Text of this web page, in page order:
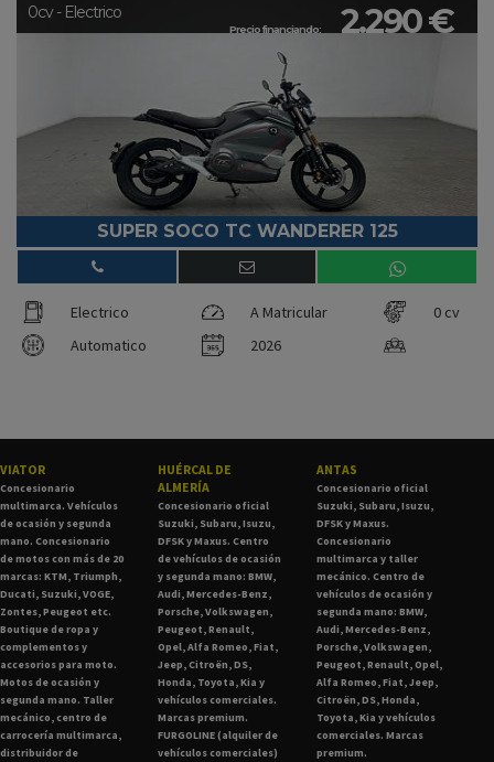
Precio financiando: 2.290 €
0cv - Electrico
SUPER SOCO TC WANDERER 125
Electrico A Matricular
0 cv
Automatico
2026
VIATOR
Concesionario
multimarca. Vehículos
de ocasión y segunda
mano. Concesionario
de motos con más de 20
marcas: KTM, Triumph,
Ducati, Suzuki, VOGE,
Zontes, Peugeot etc.
Boutique de ropa y
complementos y
accesorios para moto.
Motos de ocasión y
segunda mano. Taller
mecánico, centro de
carrocería multimarca,
distribuidor de
HUÉRCAL DE
ALMERÍA
Concesionario oficial
Suzuki, Subaru, Isuzu,
DFSK y Maxus. Centro
de vehículos de ocasión
y segunda mano: BMW,
Audi, Mercedes-Benz,
Porsche, Volkswagen,
Peugeot, Renault,
Opel, Alfa Romeo, Fiat,
Jeep, Citroën, DS,
Honda, Toyota, Kia y
vehículos comerciales.
Marcas premium.
FURGOLINE (alquiler de
vehículos comerciales)
ANTAS
Concesionario oficial
Suzuki, Subaru, Isuzu,
DFSK y Maxus.
Concesionario
multimarca y taller
mecánico. Centro de
vehículos de ocasión y
segunda mano: BMW,
Audi, Mercedes-Benz,
Porsche, Volkswagen,
Peugeot, Renault, Opel,
Alfa Romeo, Fiat, Jeep,
Citroën, DS, Honda,
Toyota, Kia y vehículos
comerciales. Marcas
premium.